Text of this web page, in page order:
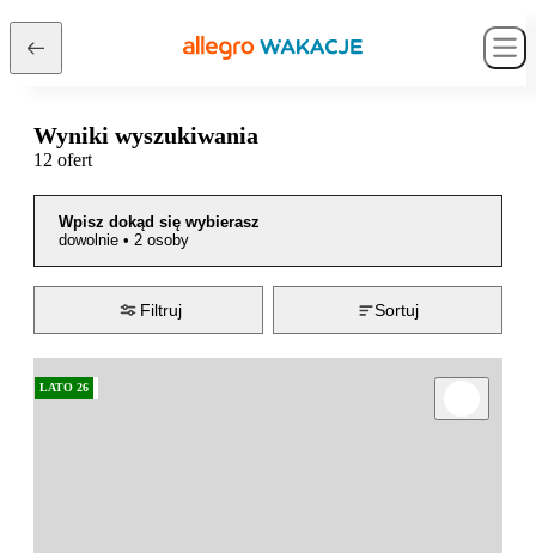
Wyniki wyszukiwania
12 ofert
Wpisz dokąd się wybierasz
dowolnie • 2 osoby
Filtruj Sortuj
LATO 26